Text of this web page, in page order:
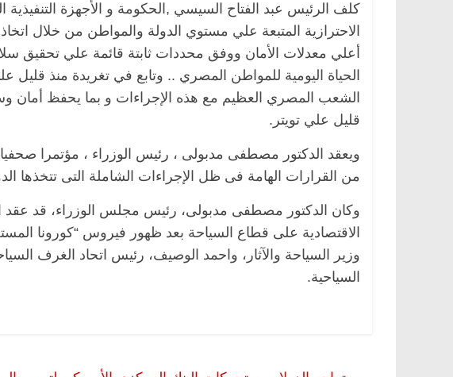
كلف الرئيس عبد الفتاح السيسي ,الحكومة و الأجهزة التنفيذية
الاحترازية المتبعة علي مستوي الدولة والمواطن من خلال
أعلي معدلات الأمان ووفق محددات ثابتة قائمة علي تحقيق
الحياة اليومية للمواطن المصري .. وتابع في تغريدة منذ قليل
الشعب المصري العظيم مع هذه الإجراءات و بما يحفظ أمان
قليل علي تويتر.
ويعقد الدكتور مصطفى مدبولى ، رئيس الوزراء ، مؤتمرا صحفيا
من القرارات الهامة فى ظل الإجراءات الشاملة التى تتخذها
وكان الدكتور مصطفى مدبولى، رئيس مجلس الوزراء، قد عقد
الاقتصادية على قطاع السياحة بعد ظهور فيروس “كورونا
وزير السياحة والآثار، واحمد الوصيف، رئيس اتحاد الغرف
السياحية.